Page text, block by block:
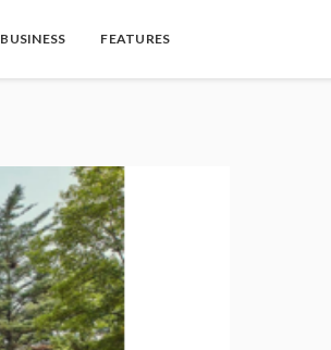
BUSINESS FEATURES